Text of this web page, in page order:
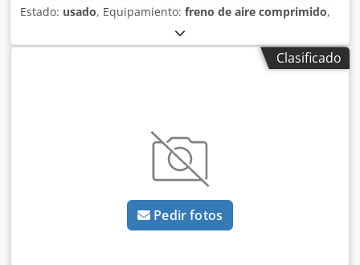
Estado: usado, Equipamiento: freno de aire comprimido,
Clasificado
Pedir fotos